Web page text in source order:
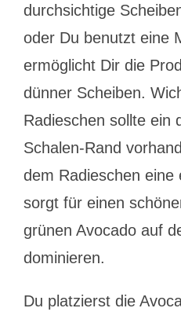
durchsichtige
oder Du benutzt eine
ermöglicht Dir die
dünner Scheiben.
Radieschen sollte ein
Schalen-Rand
dem Radieschen eine
sorgt für einen
grünen Avocado auf
dominieren.
Du platzierst die